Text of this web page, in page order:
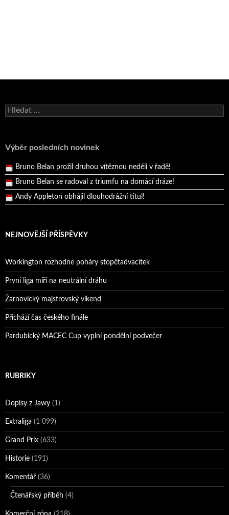
Vyhledávání
Výběr posledních novinek
Andy Appleton obhájil dlouhodrážní titul!
Pražský přebor neskrblil překvapeními!
Bruno Belan se radoval z triumfu na domácí dráze!
Andy Appleton obhájil dlouhodrážní titul!
Reprezentační dvojice brala český titul!
NEJNOVĚJŠÍ PŘÍSPĚVKY
Workington rozhodne poháry stopětadvacítek
První liga míří na neutrální dráhu
Žarnovický majstrovský víkend
Přichází čas českého finále
Pardubický MACEC Cup vyplní pondělní podvečer
RUBRIKY
Dopisy z Jawy (1)
Extraliga (1 099)
Grand Prix (633)
Historie (191)
Komentář (36)
Čtenářský příběh (4)